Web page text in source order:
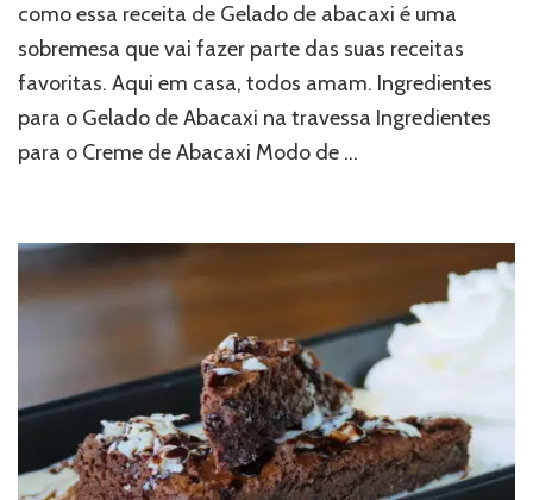
como essa receita de Gelado de abacaxi é uma
sobremesa que vai fazer parte das suas receitas
favoritas. Aqui em casa, todos amam. Ingredientes
para o Gelado de Abacaxi na travessa Ingredientes
para o Creme de Abacaxi Modo de …